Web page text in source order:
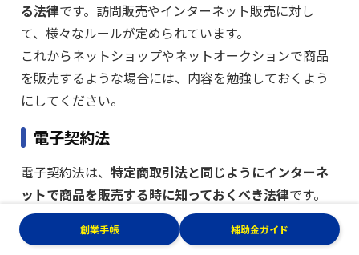
る法律です。訪問販売やインターネット販売に対し
て、様々なルールが定められています。
これからネットショップやネットオークションで商品
を販売するような場合には、内容を勉強しておくよう
にしてください。
電子契約法
電子契約法は、 特定商取引法と同じようにインターネ
ットで商品を販売する時に知っておくべき法律です。
ネット販売は対面での取引きではないため、法律面で
わかりにくい部分があります。
創業手帳 補助金ガイド